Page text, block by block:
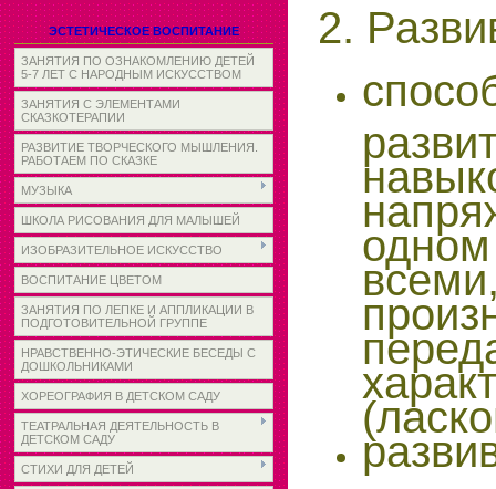
ЭСТЕТИЧЕСКОЕ ВОСПИТАНИЕ
ЗАНЯТИЯ ПО ОЗНАКОМЛЕНИЮ ДЕТЕЙ
5-7 ЛЕТ С НАРОДНЫМ ИСКУССТВОМ
ЗАНЯТИЯ С ЭЛЕМЕНТАМИ
СКАЗКОТЕРАПИИ
РАЗВИТИЕ ТВОРЧЕСКОГО МЫШЛЕНИЯ.
РАБОТАЕМ ПО СКАЗКЕ
МУЗЫКА
ШКОЛА РИСОВАНИЯ ДЛЯ МАЛЫШЕЙ
ИЗОБРАЗИТЕЛЬНОЕ ИСКУССТВО
ВОСПИТАНИЕ ЦВЕТОМ
ЗАНЯТИЯ ПО ЛЕПКЕ И АППЛИКАЦИИ В
ПОДГОТОВИТЕЛЬНОЙ ГРУППЕ
НРАВСТВЕННО-ЭТИЧЕСКИЕ БЕСЕДЫ С
ДОШКОЛЬНИКАМИ
ХОРЕОГРАФИЯ В ДЕТСКОМ САДУ
ТЕАТРАЛЬНАЯ ДЕЯТЕЛЬНОСТЬ В
ДЕТСКОМ САДУ
СТИХИ ДЛЯ ДЕТЕЙ
2.